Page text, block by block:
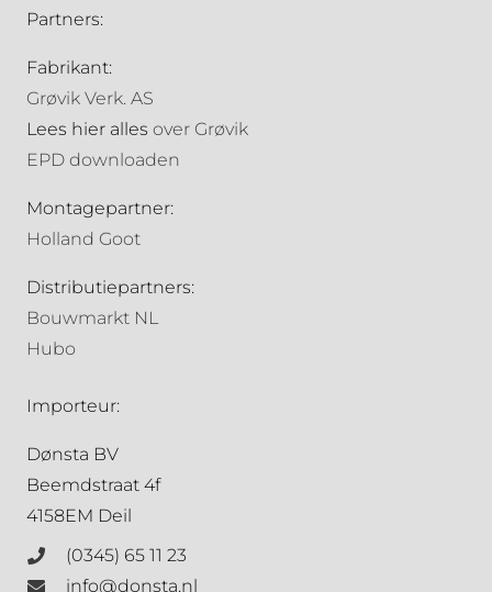
Partners:
Fabrikant:
Grøvik Verk. AS
Lees hier alles over Grøvik
EPD downloaden
Montagepartner:
Holland Goot
Distributiepartners:
Bouwmarkt NL
Hubo
Importeur:
Dønsta BV
Beemdstraat 4f
4158EM Deil
(0345) 65 11 23
info@donsta.nl